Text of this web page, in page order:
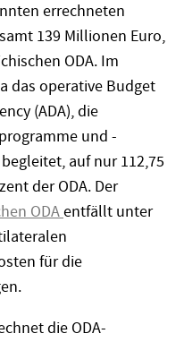
errechneten
139 Millionen Euro,
ODA. Im
das operative Budget
(ADA), die
und -
auf nur 112,75
der ODA. Der
ODAentfällt unter
für die
die ODA-